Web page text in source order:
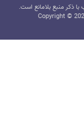
ذکر منبع بلامانع است.
Copyright ©